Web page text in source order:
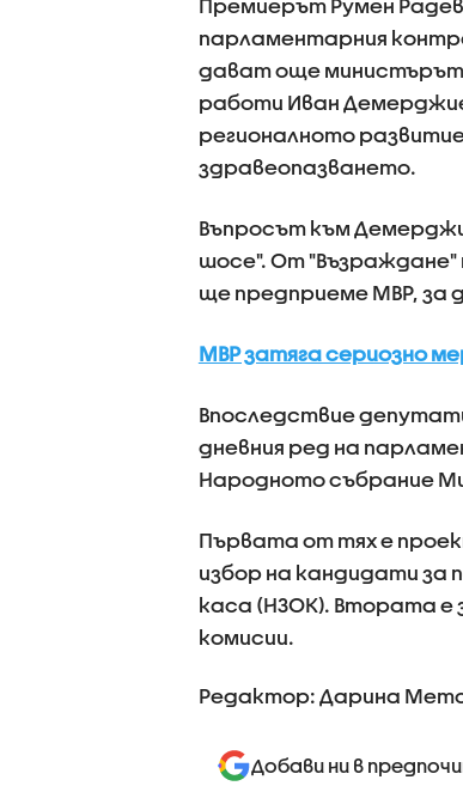
Премиерът Румен
парламентарния
дават още
работи Иван
регионалното
здравеопазването.
Въпросът към
шосе". От "Възраждане"
ще предприеме МВР, за
МВР затяга сериозно
Впоследствие
дневния ред на
Народното събрание
Първата от тях е
избор на кандидати за
каса (НЗОК). Втората е
комисии.
Редактор: Дарина
Добави ни в